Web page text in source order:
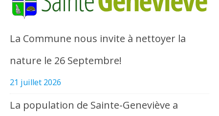
La Commune nous invite à nettoyer la
nature le 26 Septembre!
21 juillet 2026
La population de Sainte-Geneviève a